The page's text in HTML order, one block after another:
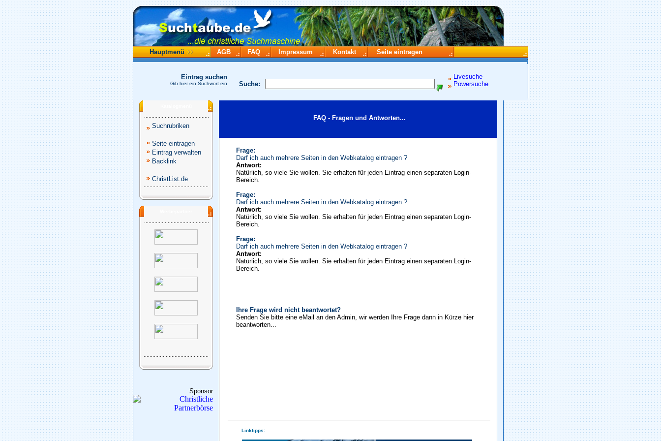
Hauptmenü AGB FAQ Impressum Kontakt Seite eintragen
Suche:
Livesuche
Powersuche
Eintrag suchen
Gib hier ein Suchwort ein
Suchrubriken
Seite eintragen
Eintrag verwalten
Backlink
ChristList.de
Sponsor
FAQ - Fragen und Antworten...
Frage:
Darf ich auch mehrere Seiten in den Webkatalog eintragen ?
Antwort:
Natürlich, so viele Sie wollen. Sie erhalten für jeden Eintrag einen separaten Login-
Bereich.
Frage:
Darf ich auch mehrere Seiten in den Webkatalog eintragen ?
Antwort:
Natürlich, so viele Sie wollen. Sie erhalten für jeden Eintrag einen separaten Login-
Bereich.
Frage:
Darf ich auch mehrere Seiten in den Webkatalog eintragen ?
Antwort:
Natürlich, so viele Sie wollen. Sie erhalten für jeden Eintrag einen separaten Login-
Bereich.
Ihre Frage wird nicht beantwortet?
Senden Sie bitte eine eMail an den Admin, wir werden Ihre Frage dann in Kürze hier
beantworten...
Linktipps: